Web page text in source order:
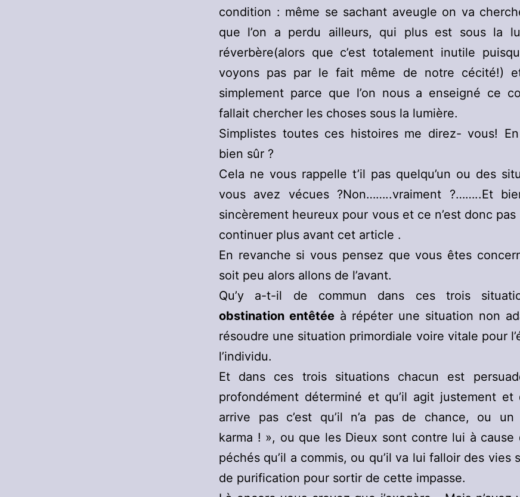
condition : même se sachant aveugle on va
que l’on a perdu ailleurs, qui plus est sous la
réverbère(alors que c’est totalement inutile
voyons pas par le fait même de notre cécité!)
simplement parce que l’on nous a enseigné ce
fallait chercher les choses sous la lumière.
Simplistes toutes ces histoires me direz- vous!
bien sûr ?
Cela ne vous rappelle t’il pas quelqu’un ou des
vous avez vécues ?Non……..vraiment ?……..Et
sincèrement heureux pour vous et ce n’est donc
continuer plus avant cet article .
En revanche si vous pensez que vous êtes
soit peu alors allons de l’avant.
Qu’y a-t-il de commun dans ces trois
obstination entêtée à répéter une situation non
résoudre une situation primordiale voire vitale pour
l’individu.
Et dans ces trois situations chacun est
profondément déterminé et qu’il agit justement et
arrive pas c’est qu’il n’a pas de chance, ou un
karma ! », ou que les Dieux sont contre lui à cause
péchés qu’il a commis, ou qu’il va lui falloir des vies
de purification pour sortir de cette impasse.